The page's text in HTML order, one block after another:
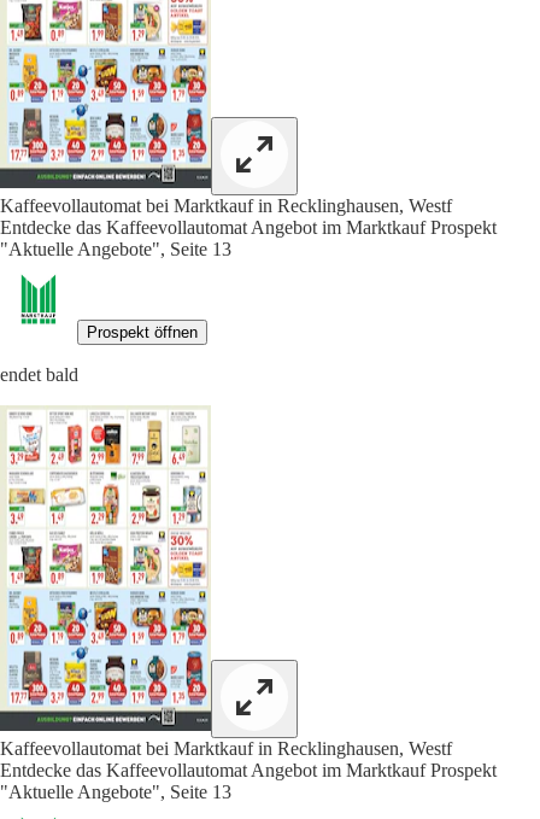
Kaffeevollautomat bei Marktkauf in Recklinghausen, Westf
Entdecke das Kaffeevollautomat Angebot im Marktkauf Prospekt
"Aktuelle Angebote", Seite 13
Prospekt öffnen
endet bald
Kaffeevollautomat bei Marktkauf in Recklinghausen, Westf
Entdecke das Kaffeevollautomat Angebot im Marktkauf Prospekt
"Aktuelle Angebote", Seite 13